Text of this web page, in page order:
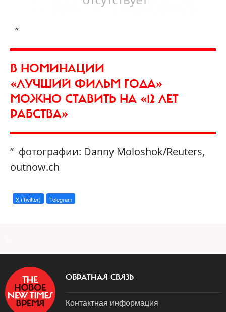
„
В НОМИНАЦИИ
«ЛУЧШИЙ ФИЛЬМ ГОДА»
МОЖНО СТАВИТЬ НА «12 ЛЕТ
РАБСТВА»
” фотографии: Danny Moloshok/Reuters,
outnow.ch
X (Twitter) Telegram
ОБРАТНАЯ СВЯЗЬ
Контактная информация